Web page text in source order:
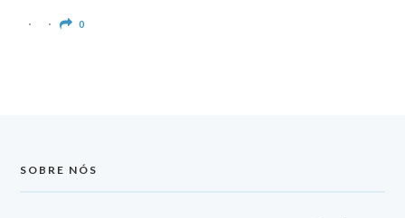
0
SOBRE NÓS